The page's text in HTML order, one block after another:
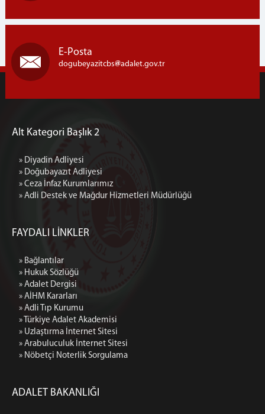
E-Posta
dogubeyazitcbs adalet.gov.tr
Alt Kategori Başlık 2
» Diyadin Adliyesi
» Doğubayazıt Adliyesi
» Ceza İnfaz Kurumlarımız
» Adli Destek ve Mağdur Hizmetleri Müdürlüğü
FAYDALI LİNKLER
» Bağlantılar
» Hukuk Sözlüğü
» Adalet Dergisi
» AİHM Kararları
» Adli Tıp Kurumu
» Türkiye Adalet Akademisi
» Uzlaştırma İnternet Sitesi
» Arabuluculuk İnternet Sitesi
» Nöbetçi Noterlik Sorgulama
ADALET BAKANLIĞI